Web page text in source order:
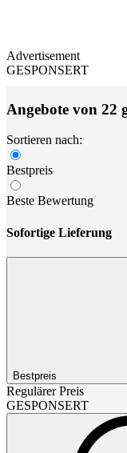
Advertisement
GESPONSERT
Angebote von 22
Sortieren nach:
Bestpreis
Beste Bewertung
Sofortige Lieferung
Bestpreis
Regulärer Preis
GESPONSERT